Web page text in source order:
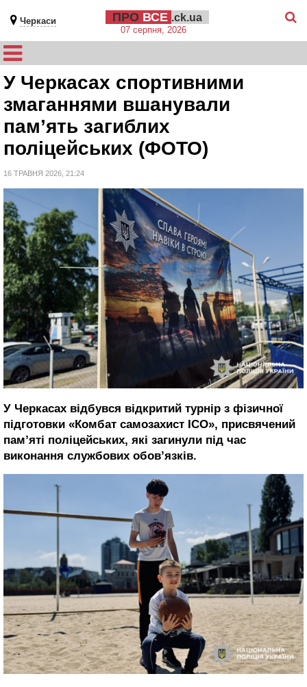
Черкаси ПРО ВСЕ .ck.ua
07 серпня, 2026
У Черкасах спортивними
змаганнями вшанували
пам’ять загиблих
поліцейських (ФОТО)
16 ТРАВНЯ 2026, 21:24
У Черкасах відбувся відкритий турнір з фізичної
підготовки «Комбат самозахист ICO», присвячений
пам’яті поліцейських, які загинули під час
виконання службових обов’язків.